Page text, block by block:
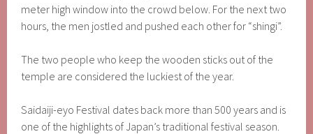
meter high window into the crowd below. For the next two
hours, the men jostled and pushed each other for “shingi”.
The two people who keep the wooden sticks out of the
temple are considered the luckiest of the year.
Saidaiji-eyo Festival dates back more than 500 years and is
one of the highlights of Japan’s traditional festival season.